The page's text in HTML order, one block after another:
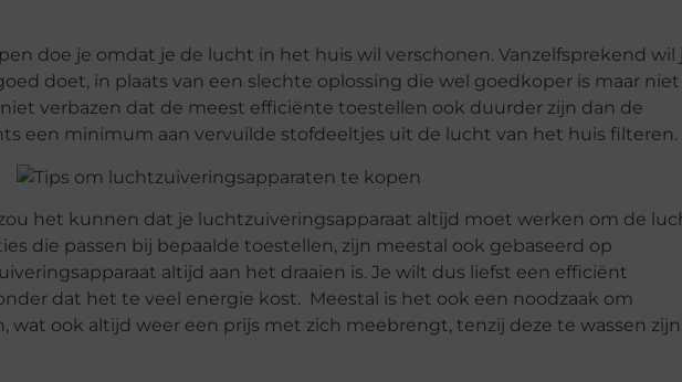
doe je omdat je de lucht in het huis wil verschonen. Vanzelfsprekend wil
doet, in plaats van een slechte oplossing die wel goedkoper is maar niet
verbazen dat de meest efficiënte toestellen ook duurder zijn dan de
een minimum aan vervuilde stofdeeltjes uit de lucht van het huis filteren.
het kunnen dat je luchtzuiveringsapparaat altijd moet werken om de
die passen bij bepaalde toestellen, zijn meestal ook gebaseerd op
altijd aan het draaien is. Je wilt dus liefst een efficiënt
dat het te veel energie kost. Meestal is het ook een noodzaak om
wat ook altijd weer een prijs met zich meebrengt, tenzij deze te wassen